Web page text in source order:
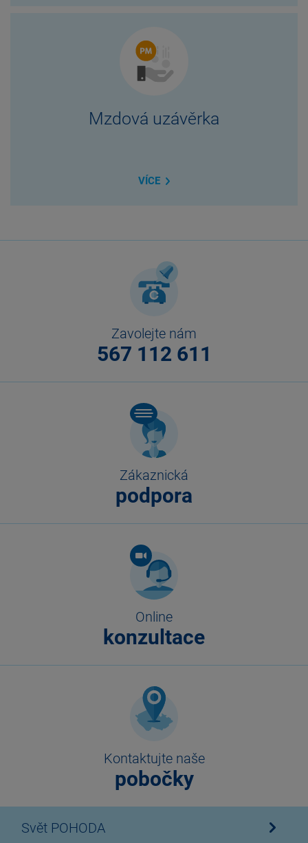
Mzdová uzávěrka
VÍCE
Zavolejte nám
567 112 611
Zákaznická
podpora
Online
konzultace
Kontaktujte naše
pobočky
Svět POHODA